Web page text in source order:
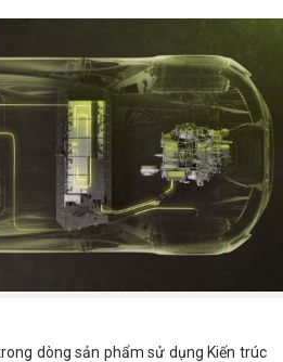
dòng sản phẩm sử dụng Kiến trúc